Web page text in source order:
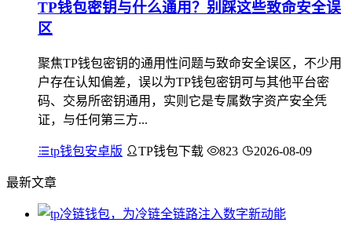
TP钱包密钥与什么通用？别踩这些致命安全误
区
聚焦TP钱包密钥的通用性问题与致命安全误区，不少用
户存在认知偏差，误以为TP钱包密钥可与其他平台密
码、交易所密钥通用，实则它是专属数字资产安全凭
证，与任何第三方...
tp钱包安卓版 TP钱包下载 823 2026-08-09
最新文章